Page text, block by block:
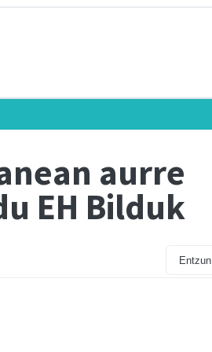
aurre
EH Bilduk
Entzun